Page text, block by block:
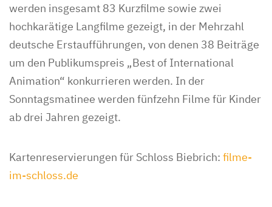
werden insgesamt 83 Kurzfilme sowie zwei
hochkarätige Langfilme gezeigt, in der Mehrzahl
deutsche Erstaufführungen, von denen 38 Beiträge
um den Publikumspreis „Best of International
Animation“ konkurrieren werden. In der
Sonntagsmatinee werden fünfzehn Filme für Kinder
ab drei Jahren gezeigt.
Kartenreservierungen für Schloss Biebrich: filme-
im-schloss.de